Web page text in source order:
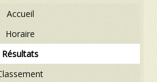
Accueil
Horaire
Résultats